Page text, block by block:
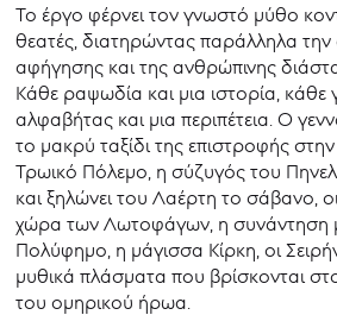
Το έργο φέρνει τον γνωστό μύθο
θεατές, διατηρώντας παράλληλα την
αφήγησης και της ανθρώπινης
Κάθε ραψωδία και μια ιστορία, κάθε
αλφαβήτας και μια περιπέτεια. Ο
το μακρύ ταξίδι της επιστροφής
Τρωικό Πόλεμο, η σύζυγός του
και ξηλώνει του Λαέρτη το σάβανο,
χώρα των Λωτοφάγων, η συνάντηση
Πολύφημο, η μάγισσα Κίρκη, οι
μυθικά πλάσματα που βρίσκονται
του ομηρικού ήρωα.